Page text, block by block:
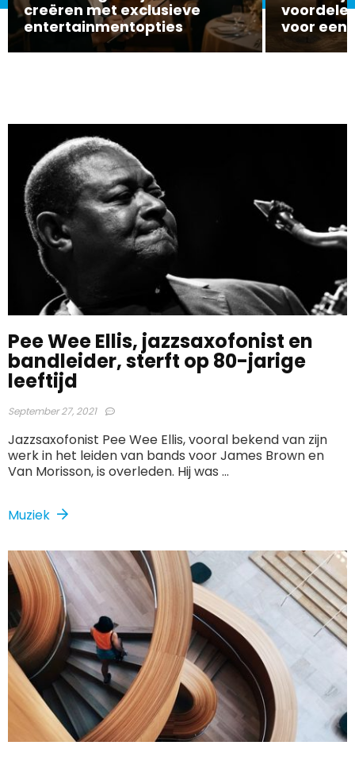
creëren met exclusieve
entertainmentopties
voor een
Pee Wee Ellis, jazzsaxofonist en
bandleider, sterft op 80-jarige
leeftijd
September 27, 2021
Jazzsaxofonist Pee Wee Ellis, vooral bekend van zijn
werk in het leiden van bands voor James Brown en
Van Morisson, is overleden. Hij was ...
Muziek